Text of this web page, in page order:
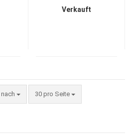
Verkauft
30 pro Seite
pro Seite